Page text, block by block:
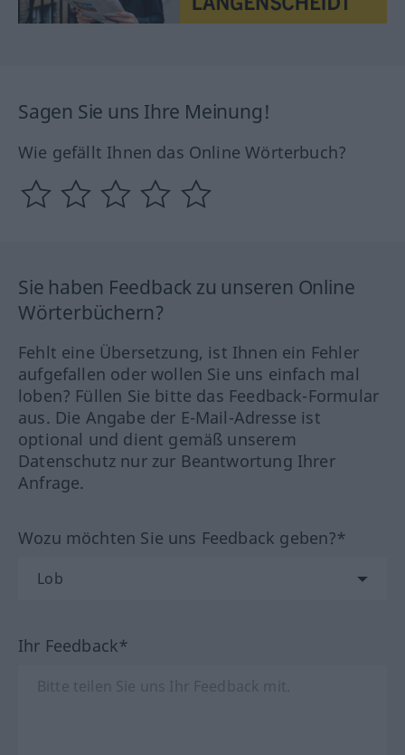
Sagen Sie uns Ihre Meinung!
Wie gefällt Ihnen das Online Wörterbuch?
Sie haben Feedback zu unseren Online
Wörterbüchern?
Fehlt eine Übersetzung, ist Ihnen ein Fehler
aufgefallen oder wollen Sie uns einfach mal
loben? Füllen Sie bitte das Feedback-Formular
aus. Die Angabe der E-Mail-Adresse ist
optional und dient gemäß unserem
Datenschutz nur zur Beantwortung Ihrer
Anfrage.
Wozu möchten Sie uns Feedback geben?*
Ihr Feedback*